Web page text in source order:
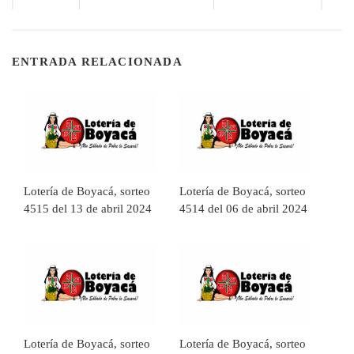
ENTRADA RELACIONADA
Lotería de Boyacá, sorteo
4515 del 13 de abril 2024
Lotería de Boyacá, sorteo
4514 del 06 de abril 2024
Lotería de Boyacá, sorteo
Lotería de Boyacá, sorteo